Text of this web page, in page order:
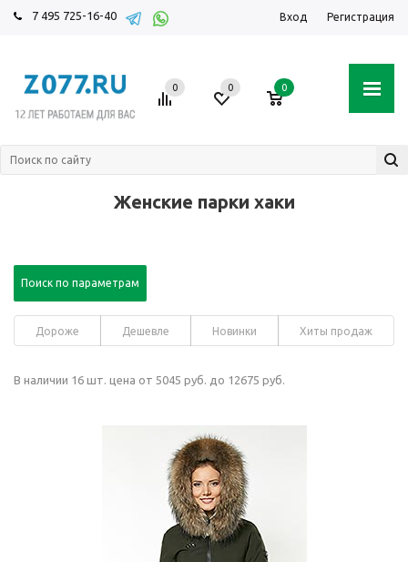
7 495 725-16-40 Вход Регистрация
0 0 0
Женские парки хаки
Поиск по параметрам
Дороже Дешевле Новинки Хиты продаж
В наличии 16 шт. цена от 5045 руб. до 12675 руб.